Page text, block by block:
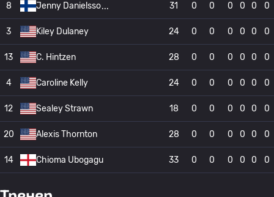
8 Jenny Danielsso 31 0 0 0 0 0 0
3 Kiley Dulaney 24 0 0 0 0 0 0
13 C. Hintzen 28 0 0 0 0 0 0
4 Caroline Kelly 24 0 0 0 0 0 0
12 Sealey Strawn 18 0 0 0 0 0 0
20 Alexis Thornton 28 0 0 0 0 0 0
14 Chioma Ubogagu 33 0 0 0 0 0 0